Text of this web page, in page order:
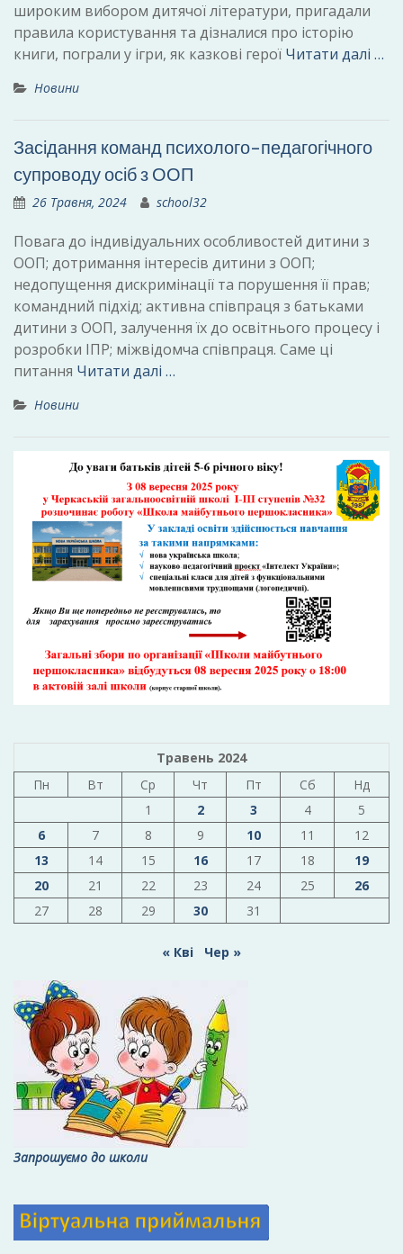
широким вибором дитячої літератури, пригадали
правила користування та дізналися про історію
книги, пограли у ігри, як казкові герої Читати далі …
Новини
Засідання команд психолого-педагогічного
супроводу осіб з ООП
26 Травня, 2024 school32
Повага до індивідуальних особливостей дитини з
ООП; дотримання інтересів дитини з ООП;
недопущення дискримінації та порушення її прав;
командний підхід; активна співпраця з батьками
дитини з ООП, залучення їх до освітнього процесу і
розробки ІПР; міжвідомча співпраця. Саме ці
питання Читати далі …
Новини
Травень 2024
Пн
Вт Ср Чт Пт Сб
Нд
1
2 3 4
5
6
7 8 9 10 11
12
13
14 15 16 17 18
19
20
21 22 23 24 25
26
27
28 29 30 31
« Кві Чер »
Запрошуємо до школи